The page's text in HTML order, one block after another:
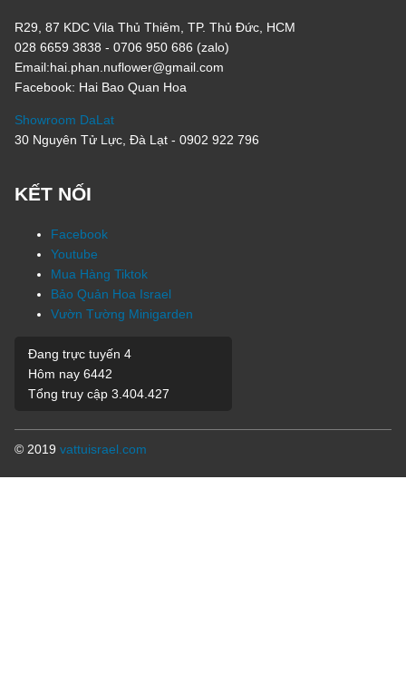
R29, 87 KDC Vila Thủ Thiêm, TP. Thủ Đức, HCM
028 6659 3838 - 0706 950 686 (zalo)
Email:hai.phan.nuflower@gmail.com
Facebook: Hai Bao Quan Hoa
Showroom DaLat
30 Nguyên Tử Lực, Đà Lạt - 0902 922 796
KẾT NỐI
Facebook
Youtube
Mua Hàng Tiktok
Bảo Quản Hoa Israel
Vườn Tường Minigarden
Đang trực tuyến 4
Hôm nay 6442
Tổng truy cập 3.404.427
© 2019 vattuisrael.com